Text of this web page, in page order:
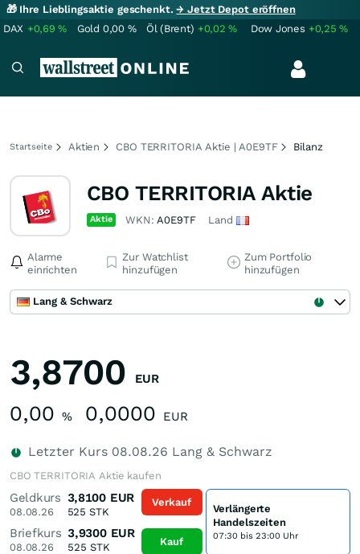
🎁 Ihre Lieblingsaktie geschenkt.→ Jetzt Depot eröffnen
DAX +0,69% Gold 0,00 % Öl (Brent) +0,02% Dow Jones +0,25%
Startseite Aktien CBO TERRITORIA Aktie | A0E9TF Bilanz
CBO TERRITORIA Aktie
Aktie WKN:A0E9TF Land
Alarme
einrichten
Zur Watchlist
hinzufügen
Zum Portfolio
hinzufügen
Lang & Schwarz
3,8700 EUR
0,00 % 0,0000 EUR
Letzter Kurs 08.08.26 Lang & Schwarz
CBO TERRITORIA Aktie kaufen
Geldkurs
08.08.26
3,8100 EUR
525 STK
Briefkurs
08.08.26
3,9300 EUR
525 STK
Verkauf
Kauf
Verlängerte
Handelszeiten
07:30 bis 23:00 Uhr